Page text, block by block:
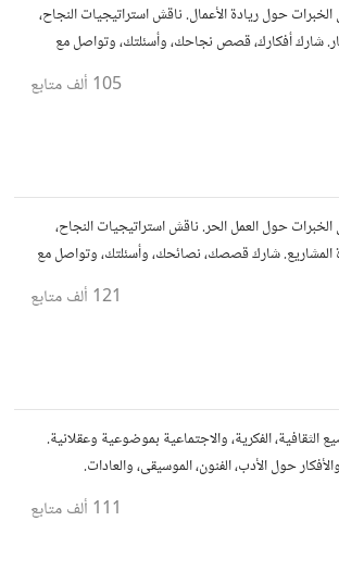
حول ريادة الأعمال. ناقش استراتيجيات النجاح،
شارك أفكارك، قصص نجاحك، وأسئلتك، وتواصل مع
105 ألف متابع
حول العمل الحر. ناقش استراتيجيات النجاح،
المشاريع. شارك قصصك، نصائحك، وأسئلتك، وتواصل مع
121 ألف متابع
الثقافية، الفكرية، والاجتماعية بموضوعية وعقلانية.
حول الأدب، الفنون، الموسيقى، والعادات.
111 ألف متابع